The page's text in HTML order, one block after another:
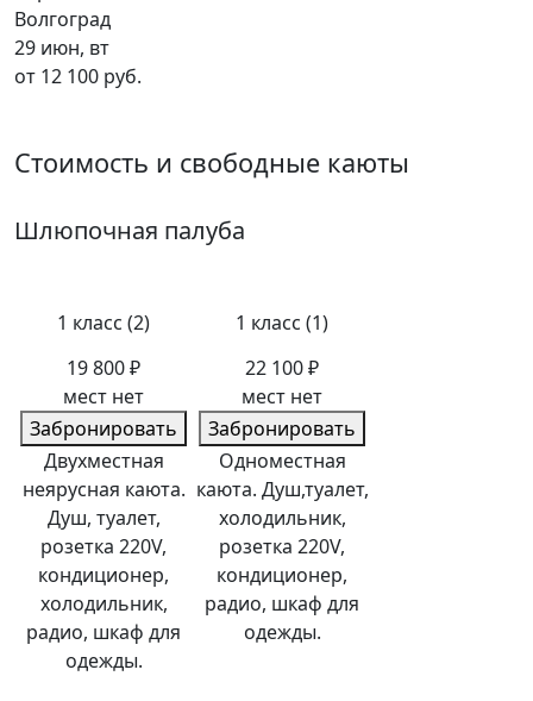
Волгоград
29 июн, вт
от 12 100 руб.
Стоимость и свободные каюты
Шлюпочная палуба
1 класс (2)
19 800 ₽
мест нет
Забронировать
Двухместная
неярусная каюта.
Душ, туалет,
розетка 220V,
кондиционер,
холодильник,
радио, шкаф для
одежды.
1 класс (1)
22 100 ₽
мест нет
Забронировать
Одноместная
каюта. Душ,туалет,
холодильник,
розетка 220V,
кондиционер,
радио, шкаф для
одежды.